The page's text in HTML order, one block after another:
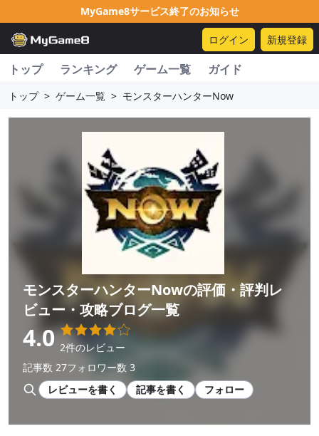
MyGame8サービス終了のお知らせ
ログイン 新規登録
トップ ランキング ゲーム一覧 ガイド
トップ > ゲーム一覧 > モンスターハンターNow
モンスターハンターNowの評価・評判レ
ビュー・攻略ブログ一覧
4.0 2件のレビュー
記事数 27フォロワー数 3
レビューを書く
記事を書く フォロー